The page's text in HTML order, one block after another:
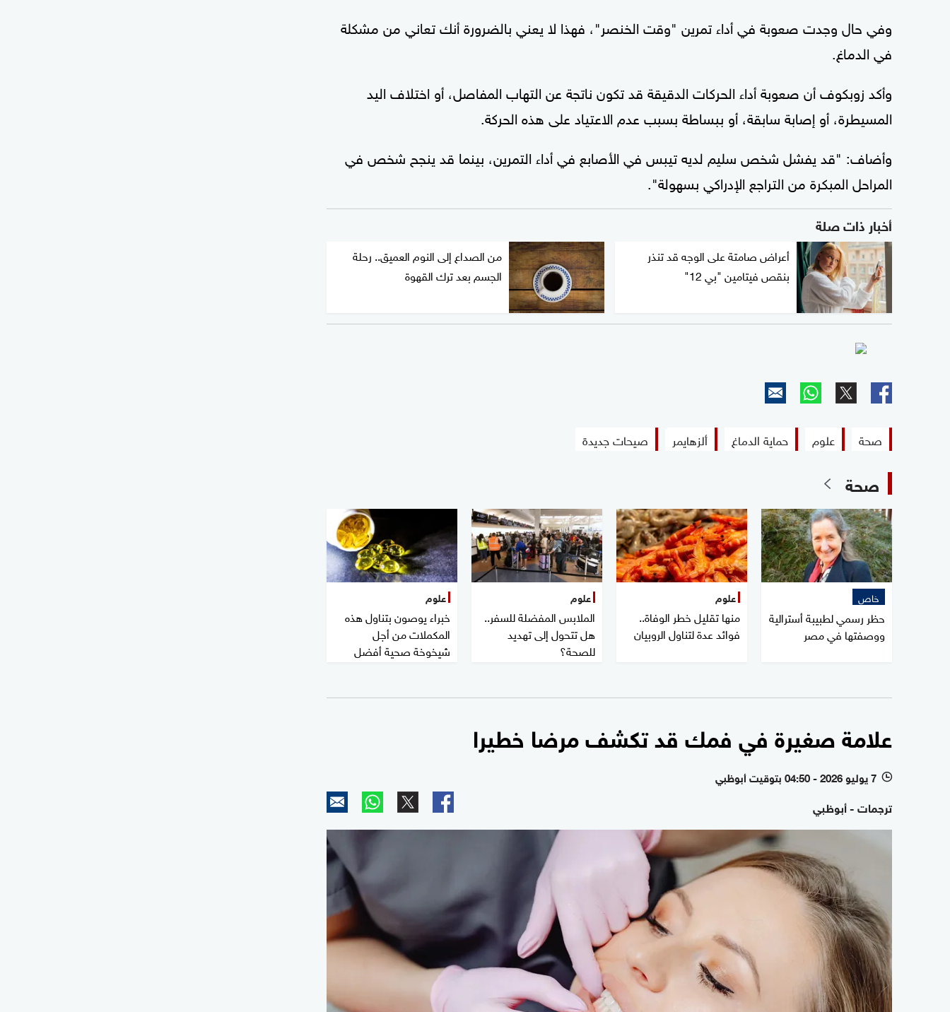
وفي حال وجدت صعوبة في أداء تمرين "وقت الخنصر"، فهذا لا يعني بالضرورة أنك تعاني من مشكلة
في الدماغ.
وأكد زوبكوف أن صعوبة أداء الحركات الدقيقة قد تكون ناتجة عن التهاب المفاصل، أو اختلاف اليد
المسيطرة، أو إصابة سابقة، أو ببساطة بسبب عدم الاعتياد على هذه الحركة.
وأضاف: "قد يفشل شخص سليم لديه تيبس في الأصابع في أداء التمرين، بينما قد ينجح شخص في
المراحل المبكرة من التراجع الإدراكي بسهولة".
أخبار ذات صلة
أعراض صامتة على الوجه قد تنذر
بنقص فيتامين "بي 12"
من الصداع إلى النوم العميق.. رحلة
الجسم بعد ترك القهوة
صحة علوم حماية الدماغ ألزهايمر صيحات جديدة
صحة
خاص
حظر رسمي لطبيبة أسترالية
ووصفتها في مصر
علوم
منها تقليل خطر الوفاة..
فوائد عدة لتناول الروبيان
علوم
الملابس المفضلة للسفر..
هل تتحول إلى تهديد
للصحة؟
علوم
خبراء يوصون بتناول هذه
المكملات من أجل
شيخوخة صحية أفضل
علامة صغيرة في فمك قد تكشف مرضا خطيرا
l 7 يوليو 2026 - 04:50 بتوقيت أبوظبي
ترجمات - أبوظبي